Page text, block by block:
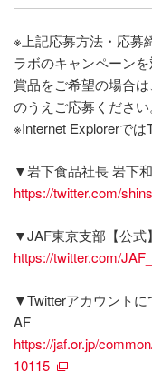
※上記応募方法・応募
ラボのキャンペーン
賞品をご希望の場合
のうえご応募ください
※Internet Explorerでは
▼岩下食品社長 岩下
https://twitter.com/
▼JAF東京支部【公式
https://twitter.com/
▼Twitterアカウント
AF
https://jaf.or.jp/
10115